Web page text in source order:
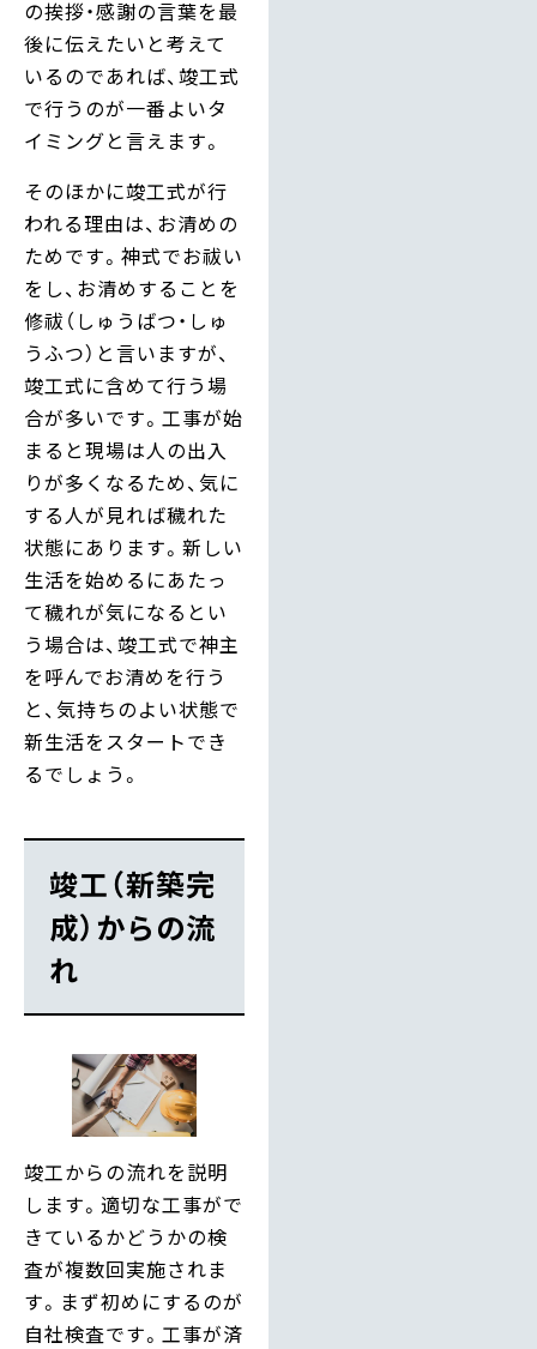
の挨拶・感謝の言葉を最
後に伝えたいと考えて
いるのであれば、竣工式
で行うのが一番よいタ
イミングと言えます。
そのほかに竣工式が行
われる理由は、お清めの
ためです。神式でお祓い
をし、お清めすることを
修祓（しゅうばつ・しゅ
うふつ）と言いますが、
竣工式に含めて行う場
合が多いです。工事が始
まると現場は人の出入
りが多くなるため、気に
する人が見れば穢れた
状態にあります。新しい
生活を始めるにあたっ
て穢れが気になるとい
う場合は、竣工式で神主
を呼んでお清めを行う
と、気持ちのよい状態で
新生活をスタートでき
るでしょう。
竣工（新築完
成）からの流
れ
竣工からの流れを説明
します。適切な工事がで
きているかどうかの検
査が複数回実施されま
す。まず初めにするのが
自社検査です。工事が済